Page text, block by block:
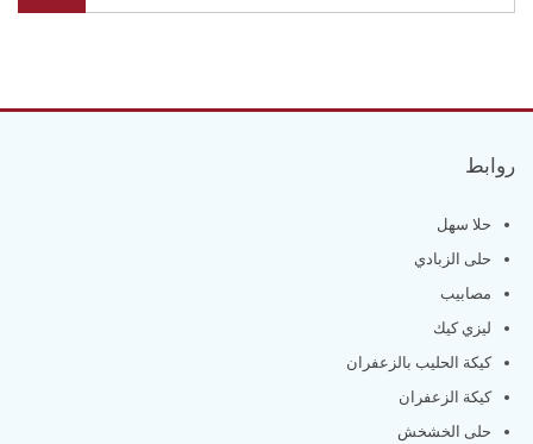
روابط
حلا سهل
حلى الزبادي
مصابيب
ليزي كيك
كيكة الحليب بالزعفران
كيكة الزعفران
حلى الخشخش